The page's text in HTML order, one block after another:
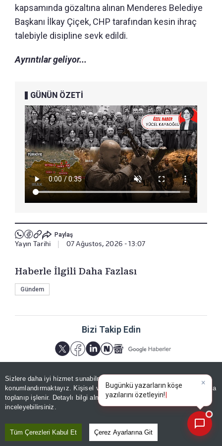
Sizlere daha iyi hizmet sunabilmek adına sitemizde
konumlandırmaktayız. Kişisel verileriniz, KVKK ve GDPR kapsamında
toplanıp işlenir. Detaylı bilgi almak içinAydınlatma Metnimizi
inceleyebilirsiniz.
Tüm Çerezleri Kabul Et Çerez Ayarlarına Git
kapsamında gözaltına alınan Menderes Belediye
Başkanı İlkay Çiçek, CHP tarafından kesin ihraç
talebiyle disipline sevk edildi.
Ayrıntılar geliyor...
GÜNÜN ÖZETİ
Paylaş
Yayın Tarihi 07 Ağustos, 2026 - 13:07
Haberle İlgili Daha Fazlası
Gündem
Bizi Takip Edin
YORUMLAR
B|